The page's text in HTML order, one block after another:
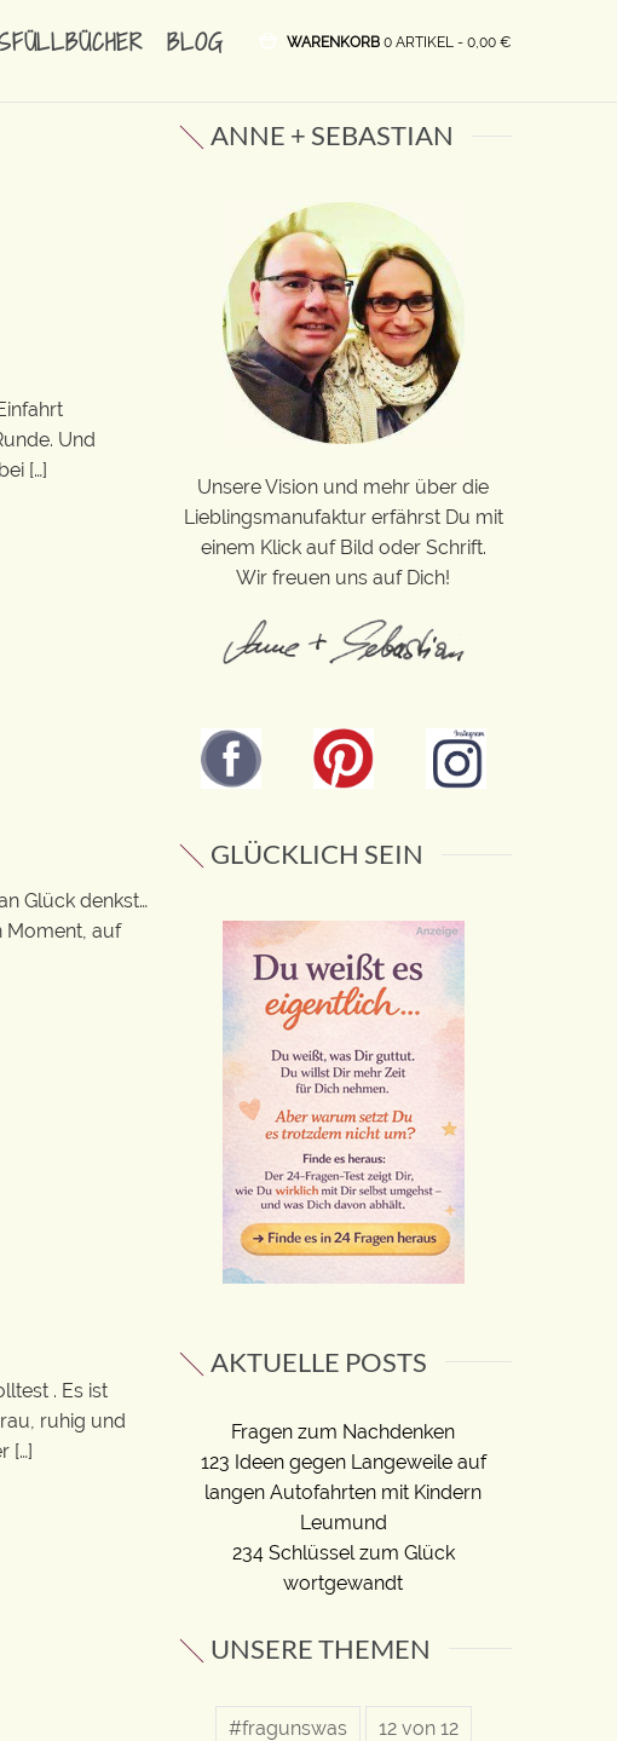
BLOG WARENKORB 0 ARTIKEL - 0,00 €
Und
[…]
Glück denkst…
Moment, auf
. Es ist
ruhig und
[…]
ANNE + SEBASTIAN
Unsere Vision und mehr über die
Lieblingsmanufaktur erfährst Du mit
einem Klick auf Bild oder Schrift.
Wir freuen uns auf Dich!
GLÜCKLICH SEIN
AKTUELLE POSTS
Fragen zum Nachdenken
123 Ideen gegen Langeweile auf
langen Autofahrten mit Kindern
Leumund
234 Schlüssel zum Glück
wortgewandt
UNSERE THEMEN
#fragunswas 12 von 12